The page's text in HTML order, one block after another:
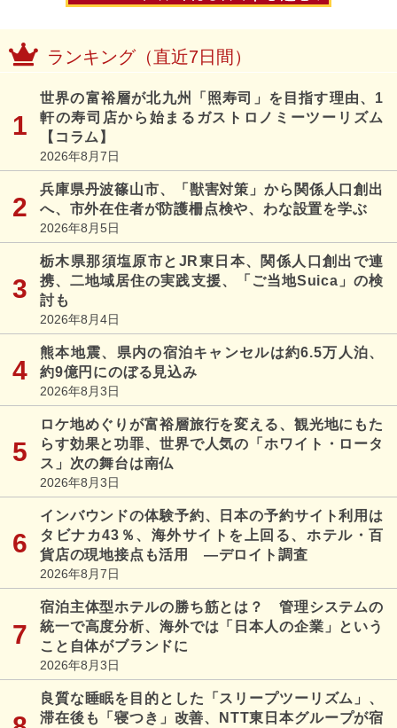
ランキング（直近7日間）
世界の富裕層が北九州「照寿司」を目指す理由、1
軒の寿司店から始まるガストロノミーツーリズム
【コラム】
2026年8月7日
兵庫県丹波篠山市、「獣害対策」から関係人口創出
へ、市外在住者が防護柵点検や、わな設置を学ぶ
2026年8月5日
栃木県那須塩原市とJR東日本、関係人口創出で連
携、二地域居住の実践支援、「ご当地Suica」の検
討も
2026年8月4日
熊本地震、県内の宿泊キャンセルは約6.5万人泊、
約9億円にのぼる見込み
2026年8月3日
ロケ地めぐりが富裕層旅行を変える、観光地にもた
らす効果と功罪、世界で人気の「ホワイト・ロータ
ス」次の舞台は南仏
2026年8月3日
インバウンドの体験予約、日本の予約サイト利用は
タビナカ43％、海外サイトを上回る、ホテル・百
貨店の現地接点も活用 ―デロイト調査
2026年8月7日
宿泊主体型ホテルの勝ち筋とは？ 管理システムの
統一で高度分析、海外では「日本人の企業」という
こと自体がブランドに
2026年8月3日
良質な睡眠を目的とした「スリープツーリズム」、
滞在後も「寝つき」改善、NTT東日本グループが宿